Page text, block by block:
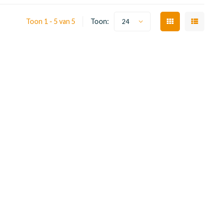
Toon 1 - 5 van 5 Toon: 24